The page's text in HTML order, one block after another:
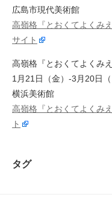
広島市現代美術館
高嶺格『とおくてよくみ
サイト
高嶺格『とおくてよくみえ
1月21日（金）-3月20日（
横浜美術館
高嶺格『とおくてよくみ
ト
タグ